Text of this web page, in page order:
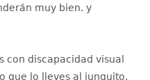
muy bien. y
con discapacidad visual
que lo lleves al junquito,